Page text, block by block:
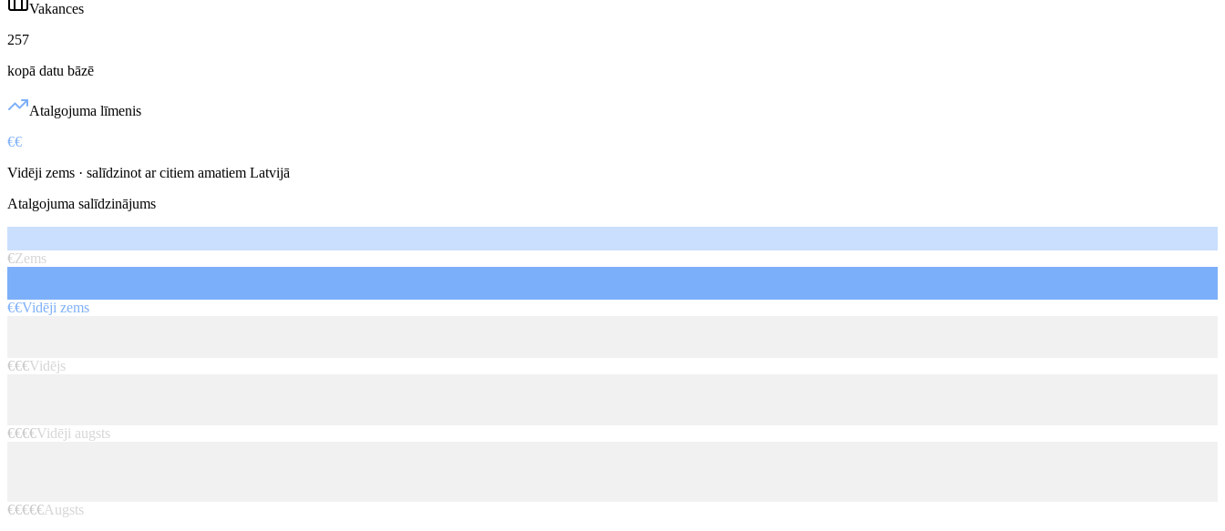
Vakances
257
kopā datu bāzē
Atalgojuma līmenis
€€
Vidēji zems · salīdzinot ar citiem amatiem Latvijā
Atalgojuma salīdzinājums
€Zems
€€Vidēji zems
€€€Vidējs
€€€€Vidēji augsts
€€€€€Augsts